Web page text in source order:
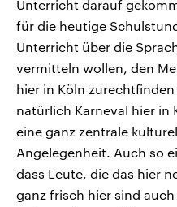
Unterricht darauf
für die heutige
Unterricht über die
vermitteln wollen, den
hier in Köln
natürlich Karneval hier in
eine ganz zentrale
Angelegenheit. Auch so
dass Leute, die das hier
ganz frisch hier sind